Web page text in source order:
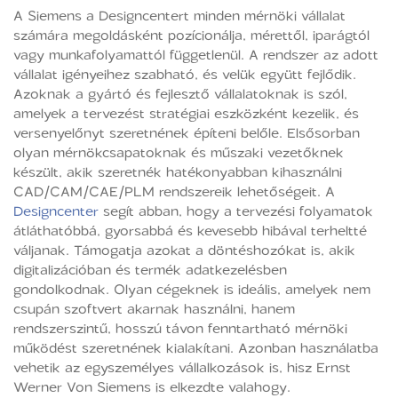
A Siemens a Designcentert minden mérnöki vállalat
számára megoldásként pozícionálja, mérettől, iparágtól
vagy munkafolyamattól függetlenül. A rendszer az adott
vállalat igényeihez szabható, és velük együtt fejlődik.
Azoknak a gyártó és fejlesztő vállalatoknak is szól,
amelyek a tervezést stratégiai eszközként kezelik, és
versenyelőnyt szeretnének építeni belőle. Elsősorban
olyan mérnökcsapatoknak és műszaki vezetőknek
készült, akik szeretnék hatékonyabban kihasználni
CAD/CAM/CAE/PLM rendszereik lehetőségeit. A
Designcentersegít abban, hogy a tervezési folyamatok
átláthatóbbá, gyorsabbá és kevesebb hibával terheltté
váljanak. Támogatja azokat a döntéshozókat is, akik
digitalizációban és termék adatkezelésben
gondolkodnak. Olyan cégeknek is ideális, amelyek nem
csupán szoftvert akarnak használni, hanem
rendszerszintű, hosszú távon fenntartható mérnöki
működést szeretnének kialakítani. Azonban használatba
vehetik az egyszemélyes vállalkozások is, hisz Ernst
Werner Von Siemens is elkezdte valahogy.